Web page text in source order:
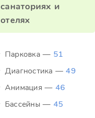
санаториях и
отелях
Парковка — 51
Диагностика —49
Анимация — 46
Бассейны — 45